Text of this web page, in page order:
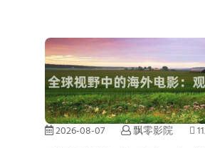
2026-08-07 飘零影院